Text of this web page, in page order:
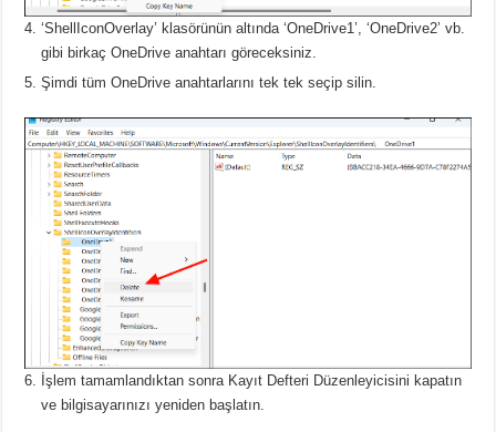
‘ShellIconOverlay’ klasörünün altında ‘OneDrive1’, ‘OneDrive2’ vb.
gibi birkaç OneDrive anahtarı göreceksiniz.
Şimdi tüm OneDrive anahtarlarını tek tek seçip silin.
İşlem tamamlandıktan sonra Kayıt Defteri Düzenleyicisini kapatın
ve bilgisayarınızı yeniden başlatın.